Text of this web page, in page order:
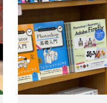
詳細はこちら